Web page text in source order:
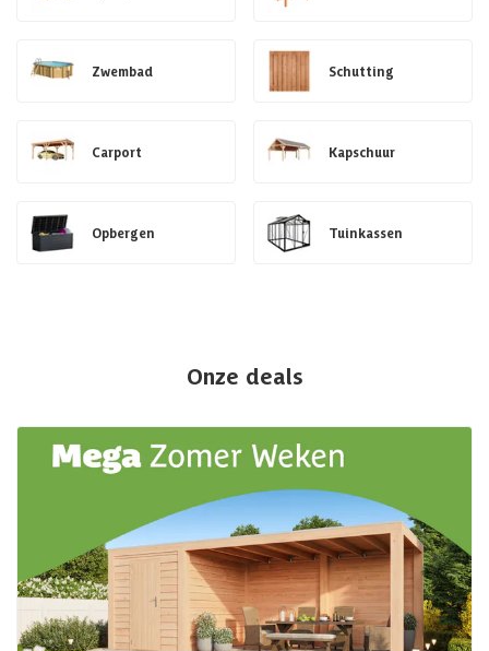
Zwembad Schutting
Carport Kapschuur
Opbergen Tuinkassen
Onze deals